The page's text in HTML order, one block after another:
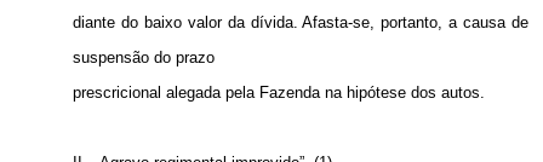
diante do baixo valor da dívida. Afasta-se, portanto, a causa de
suspensão do prazo
prescricional alegada pela Fazenda na hipótese dos autos.